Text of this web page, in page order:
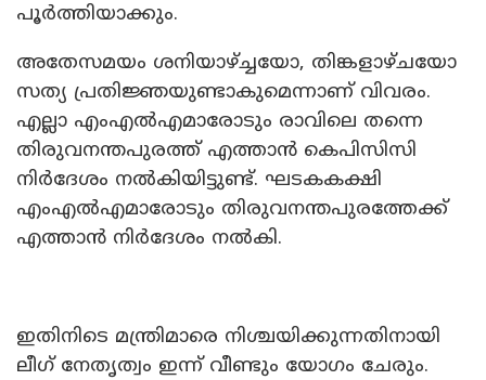
പൂർത്തിയാക്കും.
അതേസമയം ശനിയാഴ്ച്ചയോ, തിങ്കളാഴ്ചയോ
സത്യ പ്രതിജ്ഞയുണ്ടാകുമെന്നാണ് വിവരം.
എല്ലാ എംഎൽ‌എമാരോടും രാവിലെ തന്നെ
തിരുവനന്തപുരത്ത് എത്താൻ കെപിസിസി
നിർദേശം നൽകിയിട്ടുണ്ട്. ഘടകകക്ഷി
എംഎൽഎമാരോടും തിരുവനന്തപുരത്തേക്ക്
എത്താൻ നിർദേശം നൽകി.
ഇതിനിടെ മന്ത്രിമാരെ നിശ്ചയിക്കുന്നതിനായി
ലീഗ് നേതൃത്വം ഇന്ന് വീണ്ടും യോഗം ചേരും.